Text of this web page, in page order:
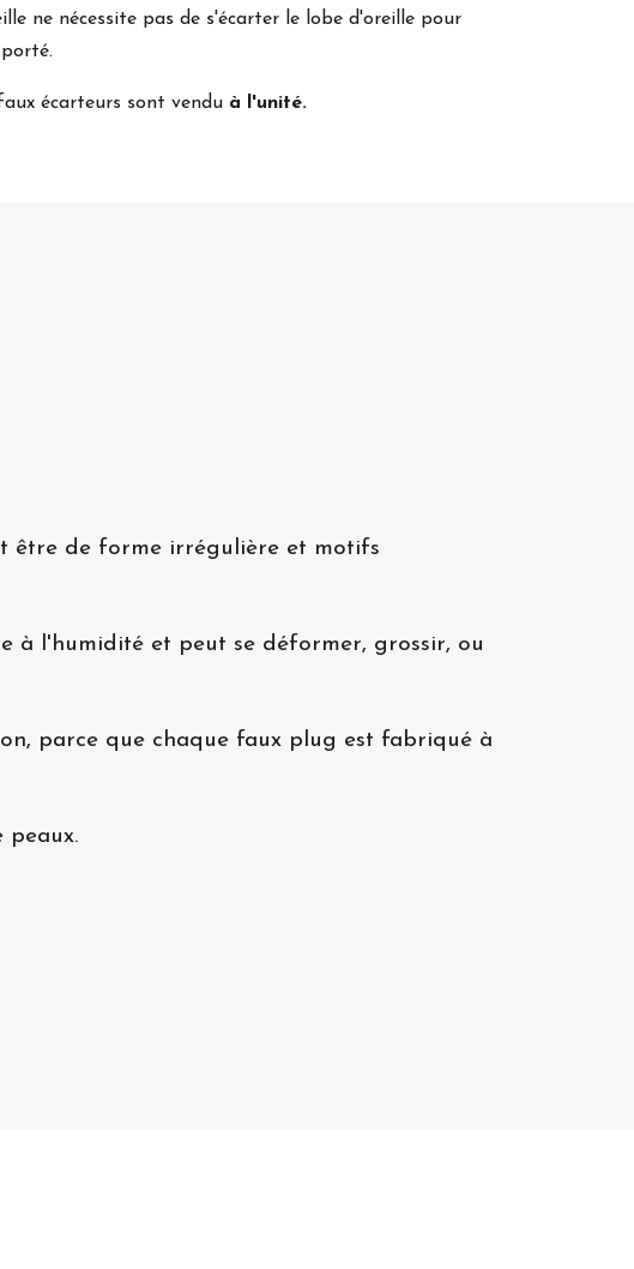
ne nécessite pas de s'écarter le lobe d'oreille pour
écarteurs sont vendu à l'unité.
être de forme irrégulière et motifs
à l'humidité et peut se déformer, grossir, ou
parce que chaque faux plug est fabriqué à
peaux.